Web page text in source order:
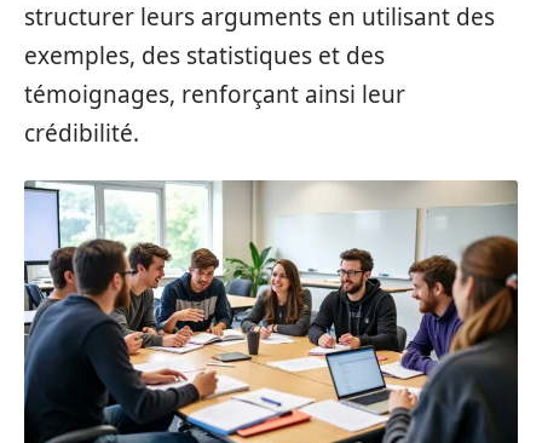
structurer leurs arguments en utilisant des
exemples, des statistiques et des
témoignages, renforçant ainsi leur
crédibilité.